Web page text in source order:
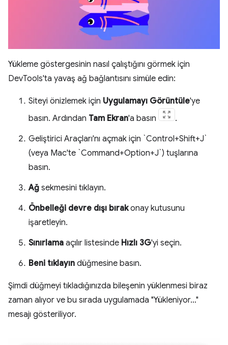
Yükleme göstergesinin nasıl çalıştığını görmek için
DevTools'ta yavaş ağ bağlantısını simüle edin:
Siteyi önizlemek için Uygulamayı Görüntüle'ye
basın. Ardından Tam Ekran'a basın
.
Geliştirici Araçları'nı açmak için `Control+Shift+J`
(veya Mac'te `Command+Option+J`) tuşlarına
basın.
Ağ sekmesini tıklayın.
Önbelleği devre dışı bırakonay kutusunu
işaretleyin.
Sınırlama açılır listesinde Hızlı 3G'yi seçin.
Beni tıklayın düğmesine basın.
Şimdi düğmeyi tıkladığınızda bileşenin yüklenmesi biraz
zaman alıyor ve bu sırada uygulamada "Yükleniyor…"
mesajı gösteriliyor.